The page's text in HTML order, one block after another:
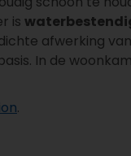
is
afwerking
In de
.